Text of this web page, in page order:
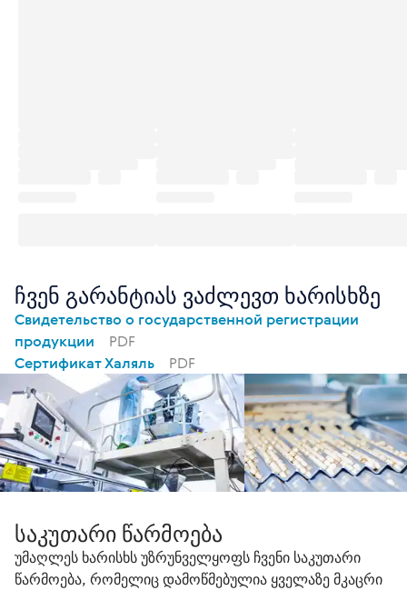
ჩვენ გარანტიას ვაძლევთ ხარისხზე
Свидетельство о государственной регистрации
продукции
PDF
Сертификат Халяль
PDF
საკუთარი წარმოება
უმაღლეს ხარისხს უზრუნველყოფს ჩვენი საკუთარი
წარმოება, რომელიც დამოწმებულია ყველაზე მკაცრი